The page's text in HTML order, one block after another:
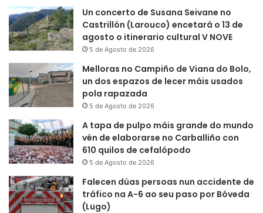
Un concerto de Susana Seivane no
Castrillón (Larouco) encetará o 13 de
agosto o itinerario cultural V NOVE
5 de Agosto de 2026
Melloras no Campiño de Viana do Bolo,
un dos espazos de lecer máis usados
pola rapazada
5 de Agosto de 2026
A tapa de pulpo máis grande do mundo
vén de elaborarse no Carballiño con
610 quilos de cefalópodo
5 de Agosto de 2026
Falecen dúas persoas nun accidente de
tráfico na A-6 ao seu paso por Bóveda
(Lugo)